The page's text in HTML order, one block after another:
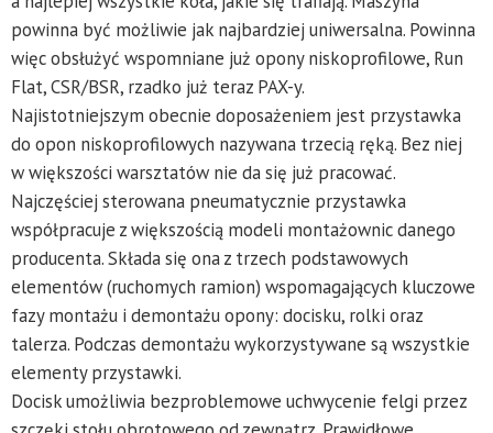
powinna być możliwie jak najbardziej uniwersalna. Powinna
więc obsłużyć wspomniane już opony niskoprofilowe, Run
Flat, CSR/BSR, rzadko już teraz PAX-y.
Najistotniejszym obecnie doposażeniem jest przystawka
do opon niskoprofilowych nazywana trzecią ręką. Bez niej
w większości warsztatów nie da się już pracować.
Najczęściej sterowana pneumatycznie przystawka
współpracuje z większością modeli montażownic danego
producenta. Składa się ona z trzech podstawowych
elementów (ruchomych ramion) wspomagających kluczowe
fazy montażu i demontażu opony: docisku, rolki oraz
talerza. Podczas demontażu wykorzystywane są wszystkie
elementy przystawki.
Docisk umożliwia bezproblemowe uchwycenie felgi przez